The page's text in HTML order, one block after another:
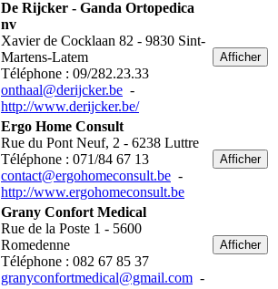
De Rijcker - Ganda Ortopedica
nv
Xavier de Cocklaan 82 - 9830 Sint-
Martens-Latem
Téléphone : 09/282.23.33
onthaal@derijcker.be -
http://www.derijcker.be/
Afficher
Ergo Home Consult
Rue du Pont Neuf, 2 - 6238 Luttre
Téléphone : 071/84 67 13
contact@ergohomeconsult.be -
http://www.ergohomeconsult.be
Afficher
Grany Confort Medical
Rue de la Poste 1 - 5600
Romedenne
Téléphone : 082 67 85 37
granyconfortmedical@gmail.com -
Afficher